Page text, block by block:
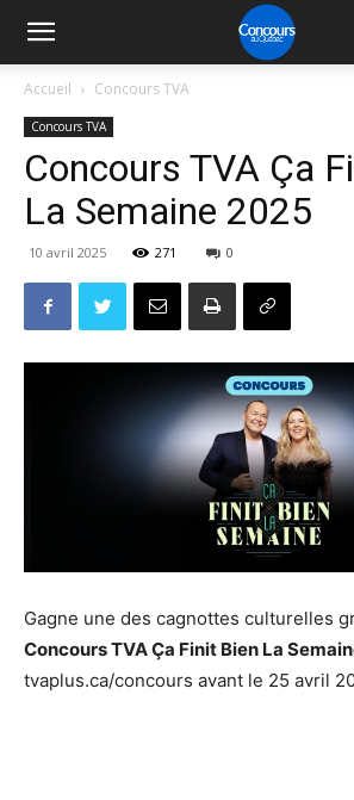
Accueil Concours TVA
Concours TVA
Concours TVA Ça
La Semaine 2025
10 avril 2025 271 0
Gagne une des cagnottes culturelles
Concours TVA Ça Finit Bien La
tvaplus.ca/concours avant le 25 avril